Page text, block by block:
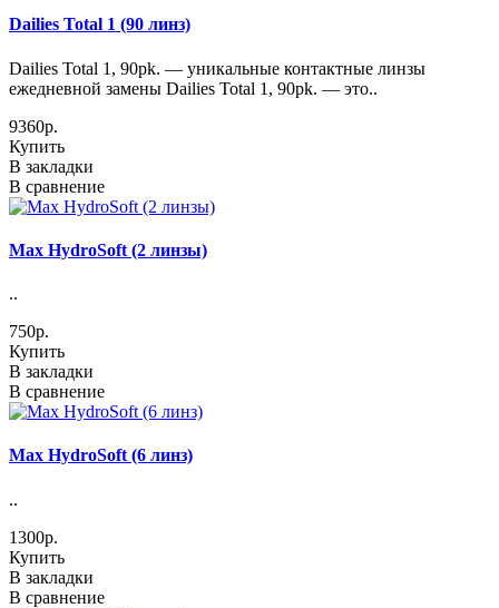
Dailies Total 1 (90 линз)
Dailies Total 1, 90pk. — уникальные контактные линзы
ежедневной замены Dailies Total 1, 90pk. — это..
9360р.
Купить
В закладки
В сравнение
Max HydroSoft (2 линзы)
..
750р.
Купить
В закладки
В сравнение
Max HydroSoft (6 линз)
..
1300р.
Купить
В закладки
В сравнение